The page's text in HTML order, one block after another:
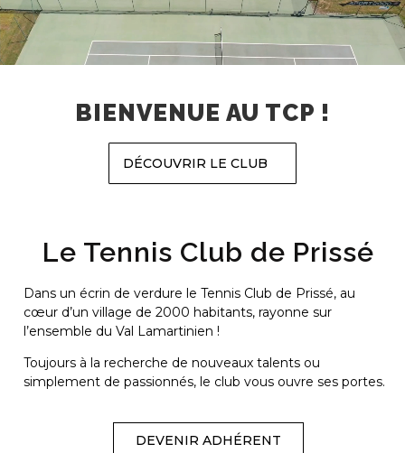
BIENVENUE AU TCP !
DÉCOUVRIR LE CLUB
Le Tennis Club de Prissé
Dans un écrin de verdure le Tennis Club de Prissé, au
cœur d’un village de 2000 habitants, rayonne sur
l’ensemble du Val Lamartinien !
Toujours à la recherche de nouveaux talents ou
simplement de passionnés, le club vous ouvre ses portes.
DEVENIR ADHÉRENT